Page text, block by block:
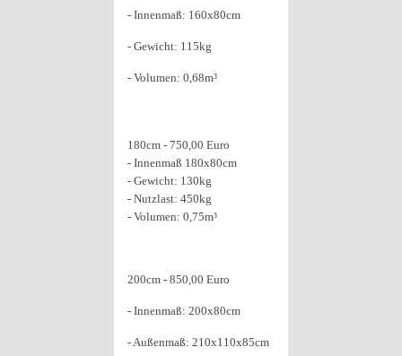
- Innenmaß: 160x80cm
- Gewicht: 115kg
- Volumen: 0,68m³
180cm - 750,00 Euro
- Innenmaß 180x80cm
- Gewicht: 130kg
- Nutzlast: 450kg
- Volumen: 0,75m³
200cm - 850,00 Euro
- Innenmaß: 200x80cm
- Außenmaß: 210x110x85cm